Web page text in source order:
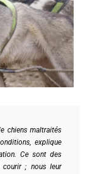
chiens maltraités
explique
Ce sont des
courir ; nous leur